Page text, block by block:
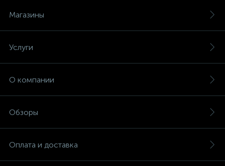
Магазины
Услуги
О компании
Обзоры
Оплата и доставка